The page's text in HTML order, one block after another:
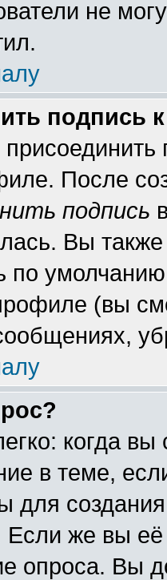
не
подпись
После
подпись
Вы
по
(вы
когда
в теме,
для
Если же вы её
опроса. Вы